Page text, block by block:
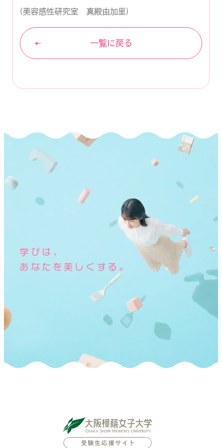
(美容感性研究室 真殿由加里)
一覧に戻る
学びは、
あなたを美しくする。